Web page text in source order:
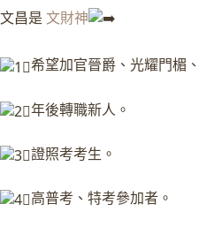
文昌是 文財神
希望加官晉爵、光耀門楣、
年後轉職新人。
證照考考生。
高普考、特考參加者。